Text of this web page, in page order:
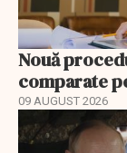
Nouă
comparate
09 AUGUST 2026